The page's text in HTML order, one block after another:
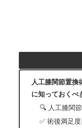
人工膝関節置換
に知っておくべ
🔍 人工膝関
✅ 術後満足